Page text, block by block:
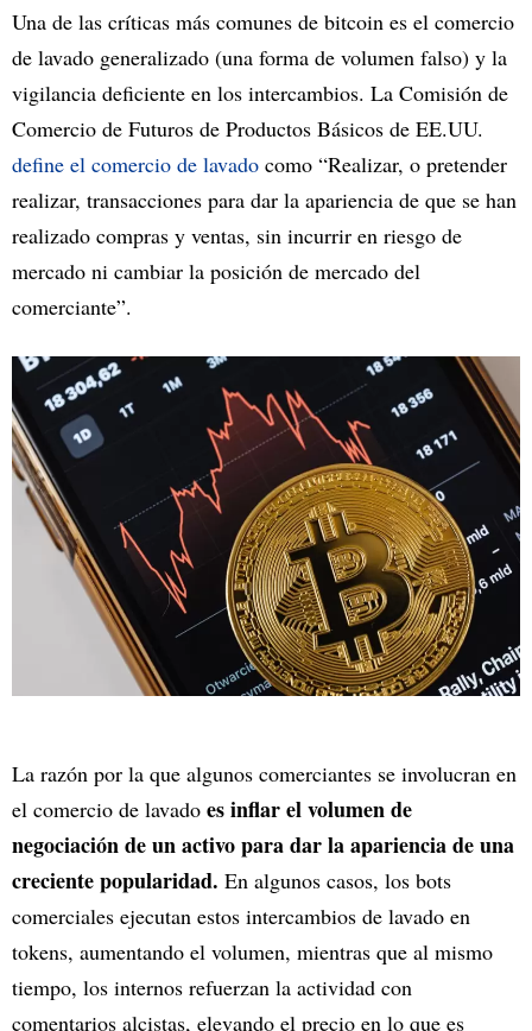
Una de las críticas más comunes de bitcoin es el comercio
de lavado generalizado (una forma de volumen falso) y la
vigilancia deficiente en los intercambios. La Comisión de
Comercio de Futuros de Productos Básicos de EE.UU.
define el comercio de lavado como “Realizar, o pretender
realizar, transacciones para dar la apariencia de que se han
realizado compras y ventas, sin incurrir en riesgo de
mercado ni cambiar la posición de mercado del
comerciante”.
La razón por la que algunos comerciantes se involucran en
el comercio de lavado es inflar el volumen de
negociación de un activo para dar la apariencia de una
creciente popularidad. En algunos casos, los bots
comerciales ejecutan estos intercambios de lavado en
tokens, aumentando el volumen, mientras que al mismo
tiempo, los internos refuerzan la actividad con
comentarios alcistas, elevando el precio en lo que es